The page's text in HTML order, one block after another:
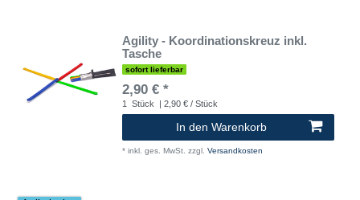
Agility - Koordinationskreuz inkl.
Tasche
sofort lieferbar
2,90 € *
1 Stück | 2,90 € / Stück
In den Warenkorb
* inkl. ges. MwSt. zzgl. Versandkosten